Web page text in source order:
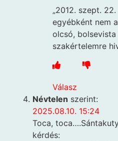
„2012. szept.
egyébként nem
olcsó,
szakértelemre
Válasz
Névtelen szerint:
2025.08.10. 15:24
Toca,
kérdés: